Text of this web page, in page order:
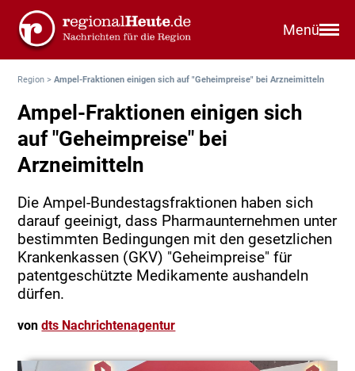
Menü
Region >Ampel-Fraktionen einigen sich auf "Geheimpreise" bei Arzneimitteln
Ampel-Fraktionen einigen sich
auf "Geheimpreise" bei
Arzneimitteln
Die Ampel-Bundestagsfraktionen haben sich
darauf geeinigt, dass Pharmaunternehmen unter
bestimmten Bedingungen mit den gesetzlichen
Krankenkassen (GKV) "Geheimpreise" für
patentgeschützte Medikamente aushandeln
dürfen.
vondts Nachrichtenagentur